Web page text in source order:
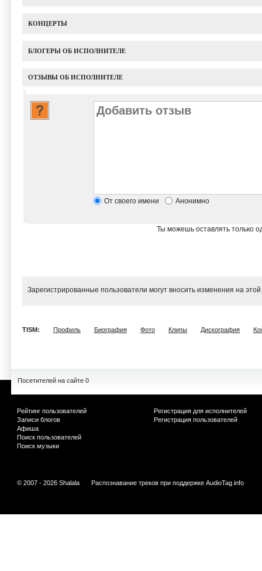
КОНЦЕРТЫ
БЛОГЕРЫ ОБ ИСПОЛНИТЕЛЕ
ОТЗЫВЫ ОБ ИСПОЛНИТЕЛЕ
От своего имени Анонимно
Ты можешь оставлять только
Зарегистрированные пользователи могут вносить изменения на
TISM: Профиль Биография Фото Клипы Дискография
Посетителей на сайте 0
Рейтинг пользователей
Записи блогов
Афиша
Поиск пользователей
Поиск музыки
Регистрация для исполнителей
Регистрация пользователей
© 2007 - 2026 Shalala Распознавание треков при поддержке AudioTag.info